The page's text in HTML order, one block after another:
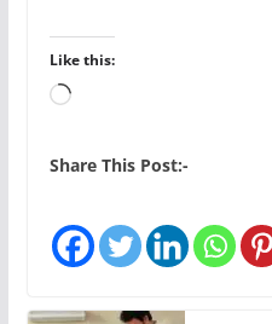
Like this:
L
a
n
…
Share This Post:-